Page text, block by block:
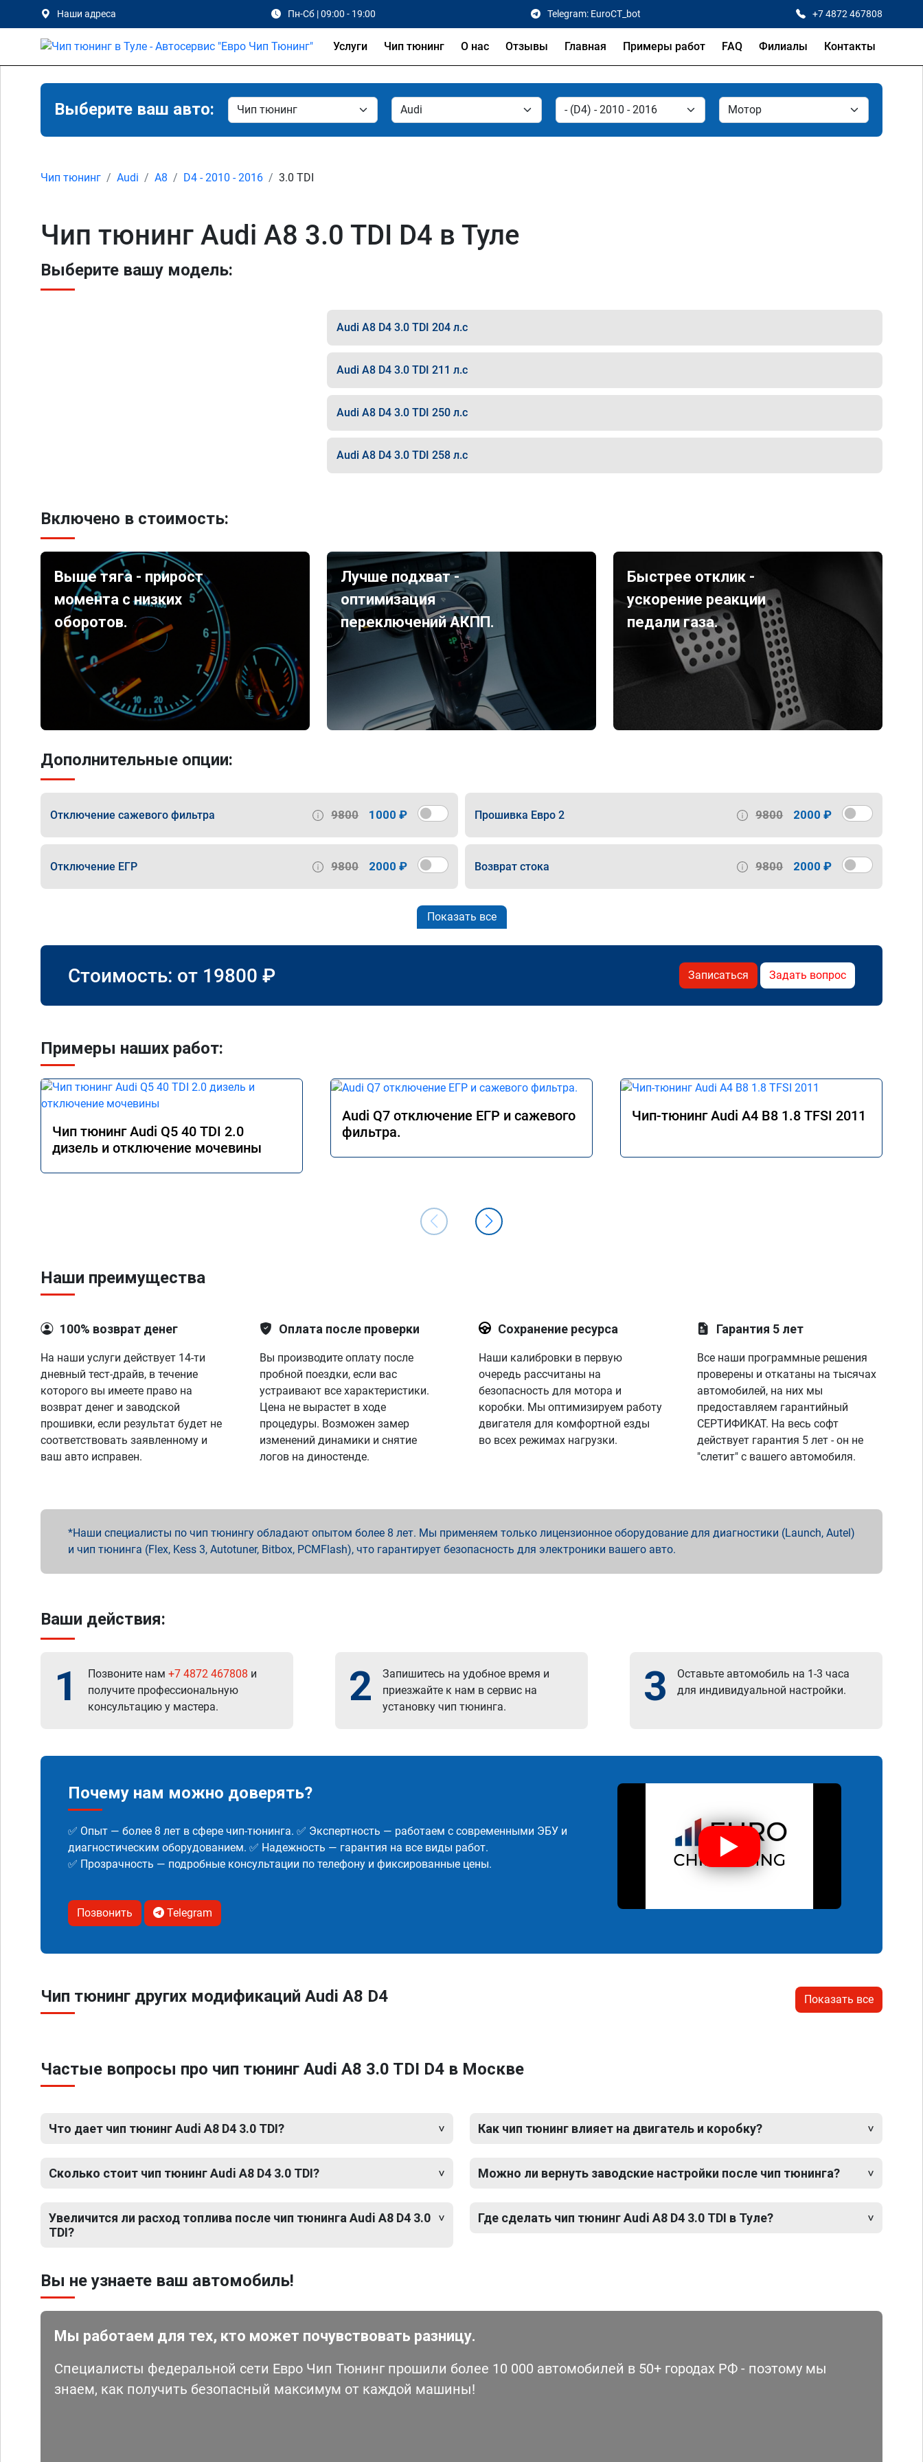
Наши адреса Пн-Сб | 09:00 - 19:00 Telegram: EuroCT_bot +7 4872 467808
Услуги Чип тюнинг О нас Отзывы Главная Примеры работ FAQ Филиалы Контакты
Выберите ваш авто:
Чип тюнинг Audi A8 D4 - 2010 - 2016 3.0 TDI
Чип тюнинг Audi A8 3.0 TDI D4 в Туле
Выберите вашу модель:
Audi A8 D4 3.0 TDI 204 л.с
Audi A8 D4 3.0 TDI 211 л.с
Audi A8 D4 3.0 TDI 250 л.с
Audi A8 D4 3.0 TDI 258 л.с
Включено в стоимость:
Выше тяга - прирост
момента с низких
оборотов.
Лучше подхват -
оптимизация
переключений АКПП.
Быстрее отклик -
ускорение реакции
педали газа.
Дополнительные опции:
Отключение сажевого фильтра 9800 1000 ₽ Прошивка Евро 2 9800 2000 ₽
Отключение ЕГР 9800 2000 ₽ Возврат стока 9800 2000 ₽
Показать все
Стоимость: от 19800 ₽ Записаться Задать вопрос
Примеры наших работ:
Чип тюнинг Audi Q5 40 TDI 2.0
дизель и отключение мочевины
Audi Q7 отключение ЕГР и сажевого
фильтра.
Чип-тюнинг Audi A4 B8 1.8 TFSI 2011
Наши преимущества
100% возврат денег
На наши услуги действует 14-ти
дневный тест-драйв, в течение
которого вы имеете право на
возврат денег и заводской
прошивки, если результат будет не
соответствовать заявленному и
ваш авто исправен.
Оплата после проверки
Вы производите оплату после
пробной поездки, если вас
устраивают все характеристики.
Цена не вырастет в ходе
процедуры. Возможен замер
изменений динамики и снятие
логов на диностенде.
Сохранение ресурса
Наши калибровки в первую
очередь рассчитаны на
безопасность для мотора и
коробки. Мы оптимизируем работу
двигателя для комфортной езды
во всех режимах нагрузки.
Гарантия 5 лет
Все наши программные решения
проверены и откатаны на тысячах
автомобилей, на них мы
предоставляем гарантийный
СЕРТИФИКАТ. На весь софт
действует гарантия 5 лет - он не
"слетит" с вашего автомобиля.
Наши специалисты по чип тюнингу обладают опытом более 8 лет. Мы применяем только лицензионное оборудование для диагностики (Launch, Autel)
и чип тюнинга (Flex, Kess 3, Autotuner, Bitbox, PCMFlash), что гарантирует безопасность для электроники вашего авто.
Ваши действия:
1 Позвоните нам +7 4872 467808 и
получите профессиональную
консультацию у мастера.
2
Запишитесь на удобное время и
приезжайте к нам в сервис на
установку чип тюнинга.
3
Оставьте автомобиль на 1-3 часа
для индивидуальной настройки.
Почему нам можно доверять?
✅ Опыт — более 8 лет в сфере чип-тюнинга. ✅ Экспертность — работаем с современными ЭБУ и
диагностическим оборудованием. ✅ Надежность — гарантия на все виды работ.
✅ Прозрачность — подробные консультации по телефону и фиксированные цены.
Позвонить Telegram
Чип тюнинг других модификаций Audi A8 D4 Показать все
Частые вопросы про чип тюнинг Audi A8 3.0 TDI D4 в Москве
Что дает чип тюнинг Audi A8 D4 3.0 TDI?
Сколько стоит чип тюнинг Audi A8 D4 3.0 TDI?
Увеличится ли расход топлива после чип тюнинга Audi A8 D4 3.0
TDI?
Как чип тюнинг влияет на двигатель и коробку?
Можно ли вернуть заводские настройки после чип тюнинга?
Где сделать чип тюнинг Audi A8 D4 3.0 TDI в Туле?
Вы не узнаете ваш автомобиль!
Мы работаем для тех, кто может почувствовать разницу.
Специалисты федеральной сети Евро Чип Тюнинг прошили более 10 000 автомобилей в 50+ городах РФ - поэтому мы
знаем, как получить безопасный максимум от каждой машины!